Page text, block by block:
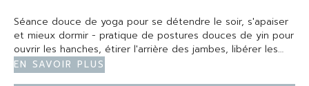
Séance douce de yoga pour se détendre le soir, s'apaiser
et mieux dormir - pratique de postures douces de yin pour
ouvrir les hanches, étirer l'arrière des jambes, libérer les
En savoir plus